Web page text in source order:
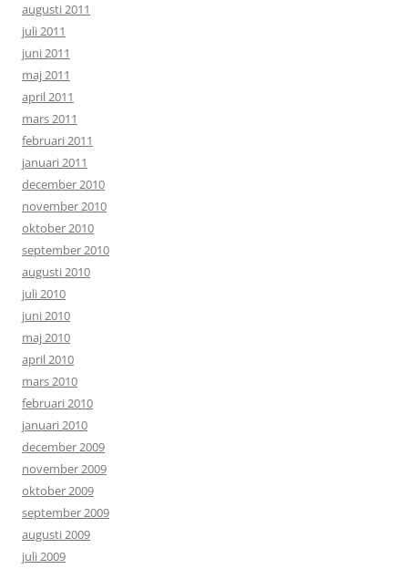
augusti 2011
juli 2011
juni 2011
maj 2011
april 2011
mars 2011
februari 2011
januari 2011
december 2010
november 2010
oktober 2010
september 2010
augusti 2010
juli 2010
juni 2010
maj 2010
april 2010
mars 2010
februari 2010
januari 2010
december 2009
november 2009
oktober 2009
september 2009
augusti 2009
juli 2009